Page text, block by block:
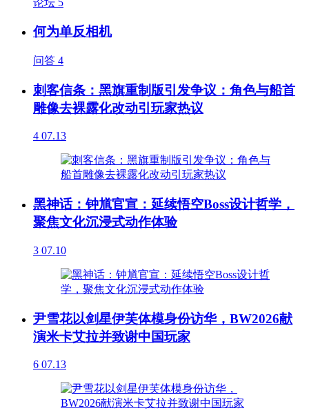
何为单反相机
问答 4
刺客信条：黑旗重制版引发争议：角色与船首
雕像去裸露化改动引玩家热议
4 07.13
黑神话：钟馗官宣：延续悟空Boss设计哲学，
聚焦文化沉浸式动作体验
3 07.10
尹雪花以剑星伊芙体模身份访华，BW2026献
演米卡艾拉并致谢中国玩家
6 07.13